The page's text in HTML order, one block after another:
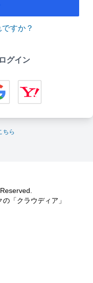
すか？
グイン
ちら
「クラウディア」